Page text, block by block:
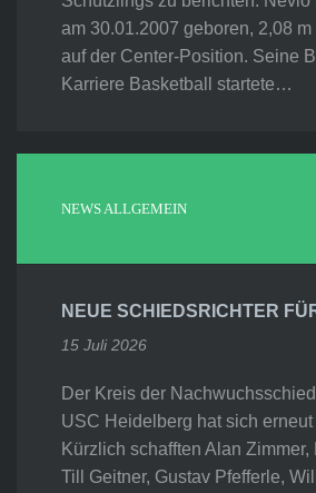
am 30.01.2007 geboren, 2,08
auf der Center-Position. Seine
Karriere Basketball startete…
NEWS ALLGEMEIN
NEUE SCHIEDSRICHTER
15 Juli 2026
Der Kreis der
USC Heidelberg hat sich
Kürzlich schafften Alan Zimmer,
Till Geitner, Gustav Pfefferle,